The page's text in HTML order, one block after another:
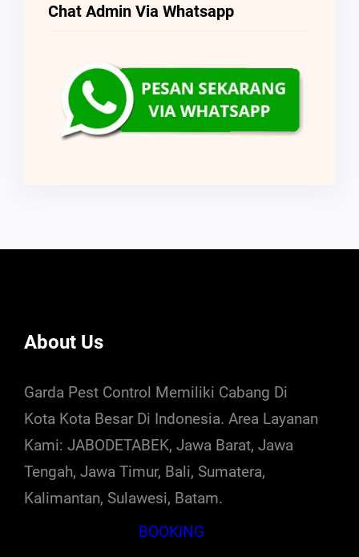
Chat Admin Via Whatsapp
About Us
Garda Pest Control Memiliki Cabang Di
Kota Kota Besar Di Indonesia. Area Layanan
Kami: JABODETABEK, Jawa Barat, Jawa
Tengah, Jawa Timur, Bali, Sumatera,
Kalimantan, Sulawesi, Batam.
BOOKING